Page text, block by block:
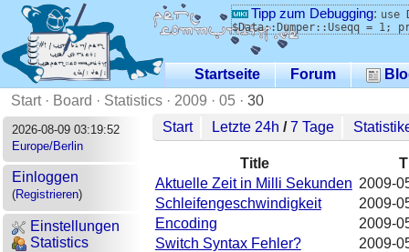
Tipp zum Debugging: use
$Data::Dumper::Useqq = 1;
Startseite Forum
Start· Board · Statistics · 2009 · 05 · 30
2026-08-09 03:19:52
Europe/Berlin
Einloggen
(Registrieren)
Einstellungen
Statistics
Start Letzte 24h /7 Tage
Title
Aktuelle Zeit in Milli Sekunden 2009-
Schleifengeschwindigkeit
2009-
Encoding
2009-
Switch Syntax Fehler?
2009-